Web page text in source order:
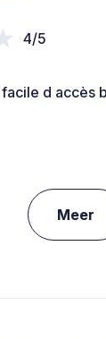
4/5
d accès
Meer